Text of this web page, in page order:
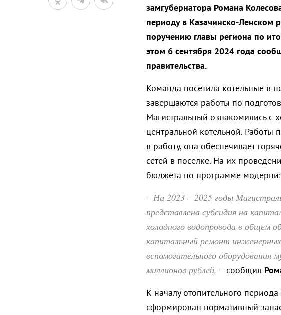
замгубернатора Романа
периоду в Казачинско-Ленском
поручению главы региона по
этом 6 сентября 2024 года
правительства.
Команда посетила котельные в
завершаются работы по
Магистральный ознакомились с
центральной котельной. Работы
в работу, она обеспечивает
сетей в поселке. На их
бюджета по программе
– На 2023 – 2025 годы
представлена субсидия на
холодного водопровода в общем
капитальный ремонт
вспомогательного оборудования
миллионов рублей, – сообщил
К началу отопительного
сформирован нормативный